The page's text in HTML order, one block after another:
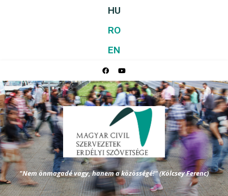
HU
RO
EN
"Nem önmagadé vagy, hanem a közösségé!" (Kölcsey Ferenc)